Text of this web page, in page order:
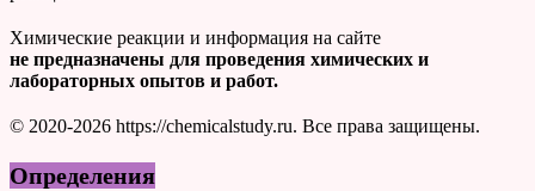
Химические реакции и информация на сайте
не предназначены для проведения химических и
лабораторных опытов и работ.
© 2020-2026 https://chemicalstudy.ru. Все права защищены.
Определения